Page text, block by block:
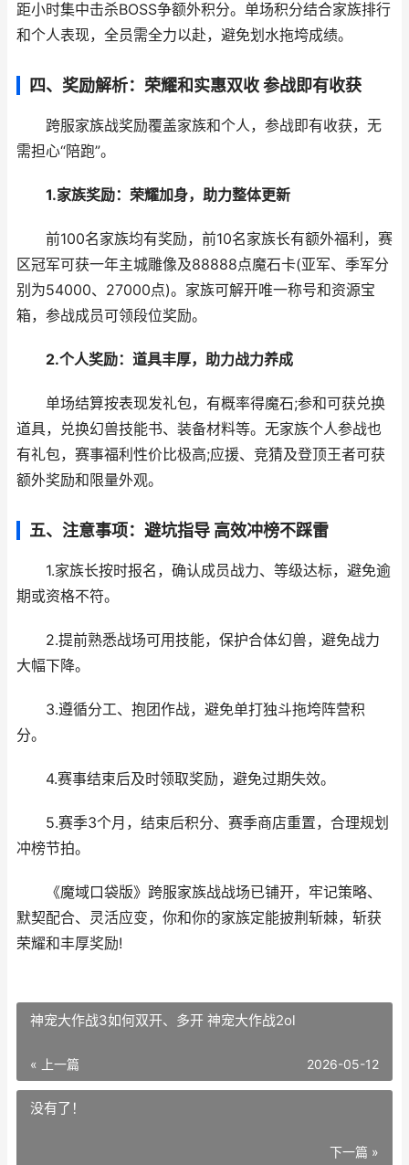
距小时集中击杀BOSS争额外积分。单场积分结合家族排行
和个人表现，全员需全力以赴，避免划水拖垮成绩。
四、奖励解析：荣耀和实惠双收 参战即有收获
跨服家族战奖励覆盖家族和个人，参战即有收获，无
需担心“陪跑”。
1.家族奖励：荣耀加身，助力整体更新
前100名家族均有奖励，前10名家族长有额外福利，赛
区冠军可获一年主城雕像及88888点魔石卡(亚军、季军分
别为54000、27000点)。家族可解开唯一称号和资源宝
箱，参战成员可领段位奖励。
2.个人奖励：道具丰厚，助力战力养成
单场结算按表现发礼包，有概率得魔石;参和可获兑换
道具，兑换幻兽技能书、装备材料等。无家族个人参战也
有礼包，赛事福利性价比极高;应援、竞猜及登顶王者可获
额外奖励和限量外观。
五、注意事项：避坑指导 高效冲榜不踩雷
1.家族长按时报名，确认成员战力、等级达标，避免逾
期或资格不符。
2.提前熟悉战场可用技能，保护合体幻兽，避免战力
大幅下降。
3.遵循分工、抱团作战，避免单打独斗拖垮阵营积
分。
4.赛事结束后及时领取奖励，避免过期失效。
5.赛季3个月，结束后积分、赛季商店重置，合理规划
冲榜节拍。
《魔域口袋版》跨服家族战战场已铺开，牢记策略、
默契配合、灵活应变，你和你的家族定能披荆斩棘，斩获
荣耀和丰厚奖励!
神宠大作战3如何双开、多开 神宠大作战2ol
« 上一篇 2026-05-12
没有了！
下一篇 »